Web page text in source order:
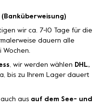
wir ca. 7-10 Tage für die
dauern alle
Wochen.
, wir werden wählen DHL,
bis zu Ihrem Lager dauert
aus auf dem See- und